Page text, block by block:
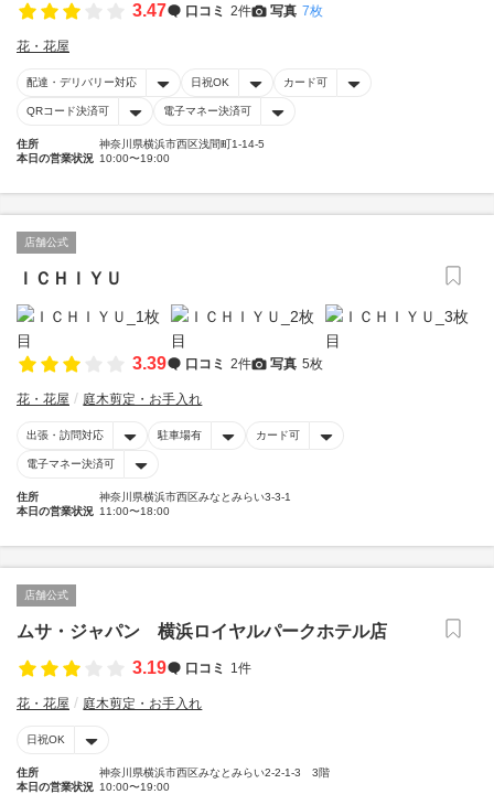
3.47 口コミ 2件 写真 7枚
花・花屋
配達・デリバリー対応 日祝OK カード可
QRコード決済可 電子マネー決済可
住所
神奈川県横浜市西区浅間町1-14-5
本日の営業状況 10:00〜19:00
店舗公式
ＩＣＨＩＹＵ
3.39 口コミ 2件 写真 5枚
花・花屋 庭木剪定・お手入れ
出張・訪問対応 駐車場有 カード可
電子マネー決済可
住所
神奈川県横浜市西区みなとみらい3-3-1
本日の営業状況 11:00〜18:00
店舗公式
ムサ・ジャパン 横浜ロイヤルパークホテル店
3.19
口コミ 1件
花・花屋 庭木剪定・お手入れ
日祝OK
住所
神奈川県横浜市西区みなとみらい2-2-1-3 3階
本日の営業状況 10:00〜19:00